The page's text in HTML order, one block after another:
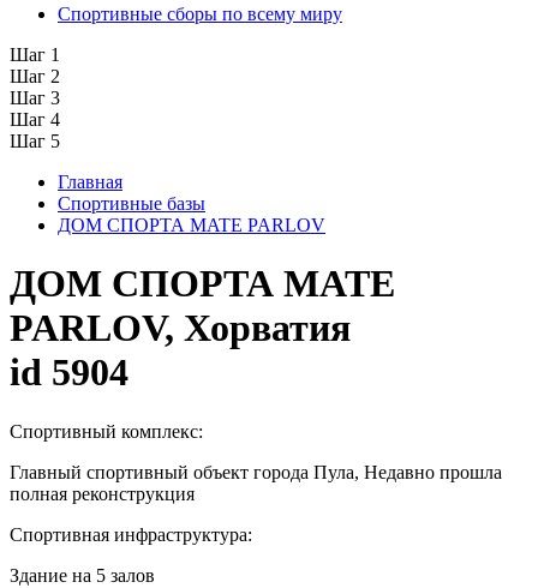
Спортивные сборы по всему миру
Шаг 1
Шаг 2
Шаг 3
Шаг 4
Шаг 5
Главная
Спортивные базы
ДОМ СПОРТА MATE PARLOV
ДОМ СПОРТА MATE
PARLOV, Хорватия
id 5904
Спортивный комплекс:
Главный спортивный объект города Пула, Недавно прошла
полная реконструкция
Спортивная инфраструктура:
Здание на 5 залов